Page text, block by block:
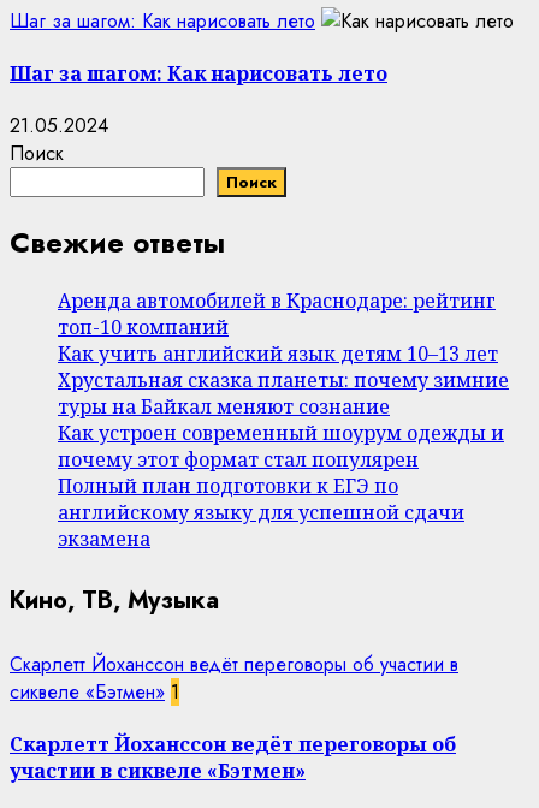
Шаг за шагом: Как нарисовать лето
Шаг за шагом: Как нарисовать лето
21.05.2024
Поиск
Поиск
Свежие ответы
Аренда автомобилей в Краснодаре: рейтинг
топ-10 компаний
Как учить английский язык детям 10–13 лет
Хрустальная сказка планеты: почему зимние
туры на Байкал меняют сознание
Как устроен современный шоурум одежды и
почему этот формат стал популярен
Полный план подготовки к ЕГЭ по
английскому языку для успешной сдачи
экзамена
Кино, ТВ, Музыка
Скарлетт Йоханссон ведёт переговоры об участии в
сиквеле «Бэтмен» 1
Скарлетт Йоханссон ведёт переговоры об
участии в сиквеле «Бэтмен»